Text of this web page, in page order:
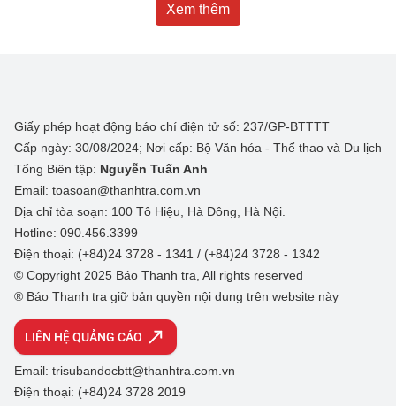
Xem thêm
Giấy phép hoạt động báo chí điện tử số: 237/GP-BTTTT
Cấp ngày: 30/08/2024; Nơi cấp: Bộ Văn hóa - Thể thao và Du lịch
Tổng Biên tập: Nguyễn Tuấn Anh
Email: toasoan@thanhtra.com.vn
Địa chỉ tòa soạn: 100 Tô Hiệu, Hà Đông, Hà Nội.
Hotline: 090.456.3399
Điện thoại: (+84)24 3728 - 1341 / (+84)24 3728 - 1342
© Copyright 2025 Báo Thanh tra, All rights reserved
® Báo Thanh tra giữ bản quyền nội dung trên website này
LIÊN HỆ QUẢNG CÁO
Email: trisubandocbtt@thanhtra.com.vn
Điện thoại: (+84)24 3728 2019